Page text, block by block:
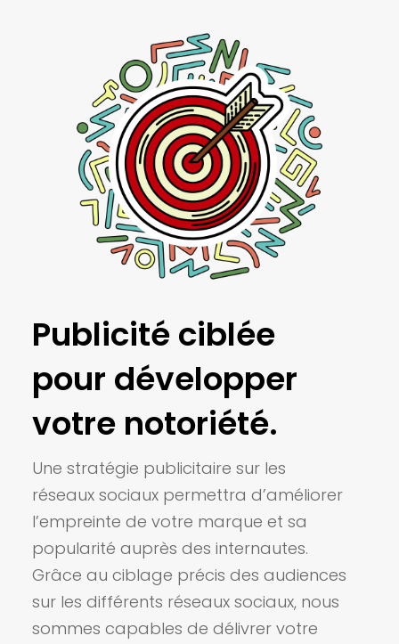
Publicité ciblée
pour développer
votre notoriété.
Une stratégie publicitaire sur les
réseaux sociaux permettra d’améliorer
l’empreinte de votre marque et sa
popularité auprès des internautes.
Grâce au ciblage précis des audiences
sur les différents réseaux sociaux, nous
sommes capables de délivrer votre